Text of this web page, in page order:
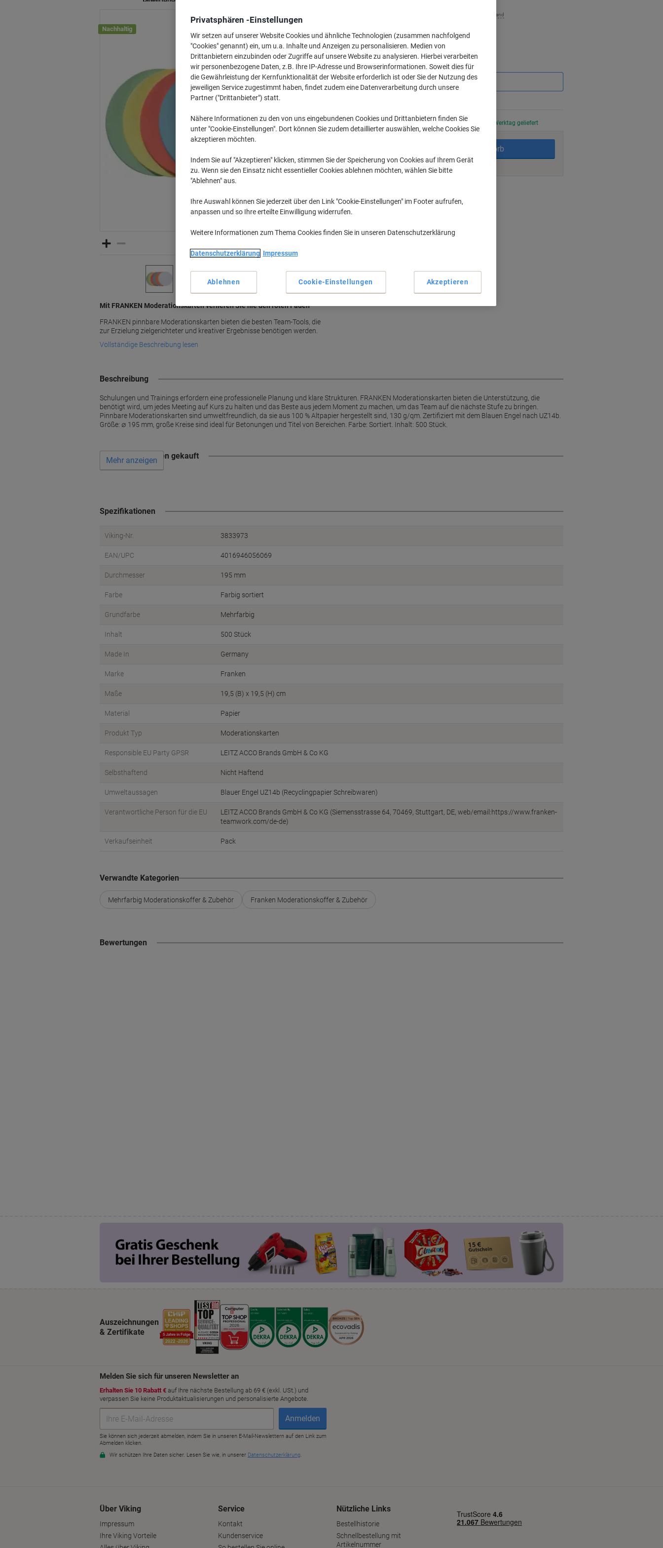
Nachhaltig
Mit FRANKEN Moderationskarten verlieren Sie nie den roten Faden
FRANKEN pinnbare Moderationskarten bieten die besten Team-Tools, die
zur Erzielung zielgerichteter und kreativer Ergebnisse benötigen werden.
Vollständige Beschreibung lesen
35,45 € inkl. USt
zzgl. Versand
Menge exkl. USt
1-2Pack 31,79 €
Aktuell verfügbar Vor 17:00 Uhr bestellt, am nächsten Werktag geliefert
In den Warenkorb
Zu einer Liste
Beschreibung
Schulungen und Trainings erfordern eine professionelle Planung und klare Strukturen. FRANKEN Moderationskarten bieten die Unterstützung, die
benötigt wird, um jedes Meeting auf Kurs zu halten und das Beste aus jedem Moment zu machen, um das Team auf die nächste Stufe zu bringen.
Pinnbare Moderationskarten sind umweltfreundlich, da sie aus 100 % Altpapier hergestellt sind, 130 g/qm. Zertifiziert mit dem Blauen Engel nach UZ14b.
Größe: ∅ 195 mm, große Kreise sind ideal für Betonungen und Titel von Bereichen. Farbe: Sortiert. Inhalt: 500 Stück.
Wird oft zusammen gekauft
Mehr anzeigen
Spezifikationen
Viking-Nr. 3833973
EAN/UPC 4016946056069
Durchmesser 195 mm
Farbe Farbig sortiert
Grundfarbe Mehrfarbig
Inhalt 500 Stück
Made In Germany
Marke Franken
Maße 19,5 (B) x 19,5 (H) cm
Material Papier
Produkt Typ Moderationskarten
Responsible EU Party GPSR LEITZ ACCO Brands GmbH & Co KG
Selbsthaftend Nicht Haftend
Umweltaussagen Blauer Engel UZ14b (Recyclingpapier Schreibwaren)
Verantwortliche Person für die EU
LEITZ ACCO Brands GmbH & Co KG (Siemensstrasse 64, 70469, Stuttgart, DE, web/email:https://www.franken-
teamwork.com/de-de)
Verkaufseinheit Pack
Verwandte Kategorien
Mehrfarbig Moderationskoffer & Zubehör Franken Moderationskoffer & Zubehör
Bewertungen
Auszeichnungen
& Zertifikate
Über Viking
Impressum
Ihre Viking Vorteile
Service
Kontakt
Kundenservice
Nützliche Links
Bestellhistorie
Schnellbestellung mit
Artikelnummer
Privatsphären -Einstellungen
Wir setzen auf unserer Website Cookies und ähnliche Technologien (zusammen nachfolgend
"Cookies" genannt) ein, um u.a. Inhalte und Anzeigen zu personalisieren. Medien von
Drittanbietern einzubinden oder Zugriffe auf unsere Website zu analysieren. Hierbei verarbeiten
wir personenbezogene Daten, z.B. Ihre IP-Adresse und Browserinformationen. Soweit dies für
die Gewährleistung der Kernfunktionalität der Website erforderlich ist oder Sie der Nutzung des
jeweiligen Service zugestimmt haben, findet zudem eine Datenverarbeitung durch unsere
Partner ("Drittanbieter") statt.
Nähere Informationen zu den von uns eingebundenen Cookies und Drittanbietern finden Sie
unter "Cookie-Einstellungen". Dort können Sie zudem detaillierter auswählen, welche Cookies Sie
akzeptieren möchten.
Indem Sie auf "Akzeptieren" klicken, stimmen Sie der Speicherung von Cookies auf Ihrem Gerät
zu. Wenn sie den Einsatz nicht essentieller Cookies ablehnen möchten, wählen Sie bitte
"Ablehnen" aus.
Ihre Auswahl können Sie jederzeit über den Link "Cookie-Einstellungen" im Footer aufrufen,
anpassen und so Ihre erteilte Einwilligung widerrufen.
Weitere Informationen zum Thema Cookies finden Sie in unseren Datenschutzerklärung
Datenschutzerklärung Impressum
Cookie-Einstellungen
Ablehnen Akzeptieren